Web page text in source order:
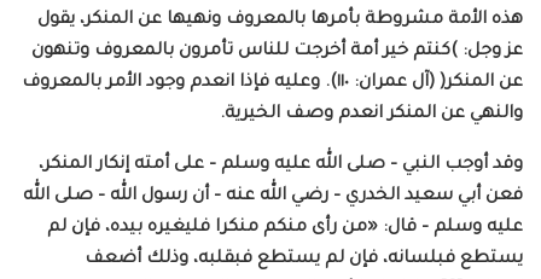
هذه الأمة مشروطة بأمرها بالمعروف ونهيها عن المنكر، يقول
عز وجل: )كنتم خير أمة أخرجت للناس تأمرون بالمعروف وتنهون
عن المنكر( (آل عمران: ١١٠). وعليه فإذا انعدم وجود الأمر بالمعروف
والنهي عن المنكر انعدم وصف الخيرية.
وقد أوجب النبي – صلى الله عليه وسلم – على أمته إنكار المنكر،
فعن أبي سعيد الخدري – رضي الله عنه – أن رسول الله – صلى الله
عليه وسلم – قال: «من رأى منكم منكرا فليغيره بيده، فإن لم
يستطع فبلسانه، فإن لم يستطع فبقلبه، وذلك أضعف